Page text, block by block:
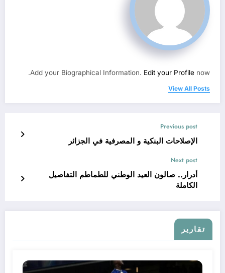
Add your Biographical Information. Edit your Profile now.
View All Posts
Previous post
الإصلاحات البنكية و المصرفية في الجزائر
Next post
أدرار.. صالون العيد الوطني للطماطم التفاصيل
الكاملة
تقارير